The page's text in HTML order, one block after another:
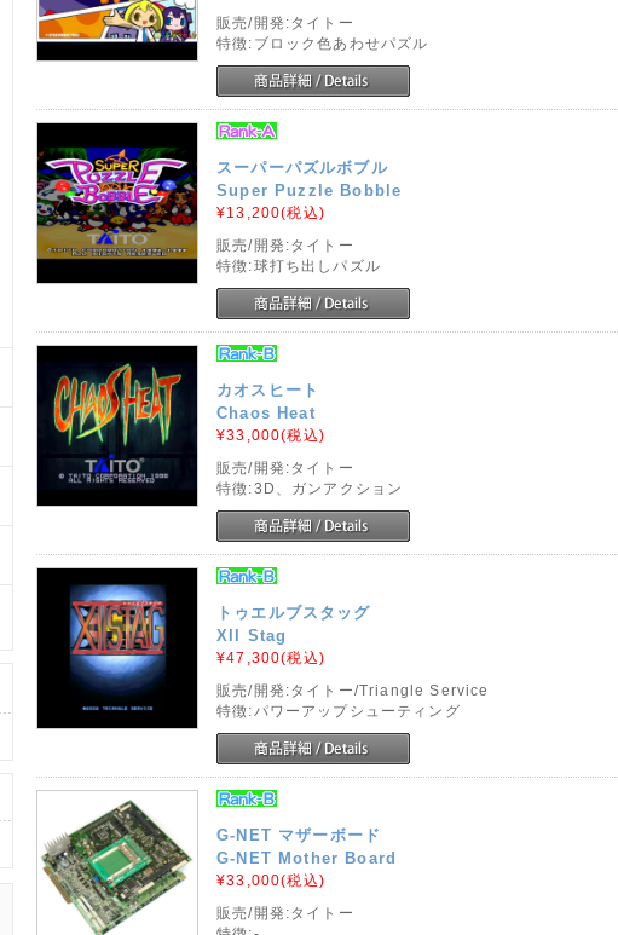
販売/開発:タイトー
特徴:ブロック色あわせパズル
スーパーパズルボブル
Super Puzzle Bobble
¥13,200(税込)
販売/開発:タイトー
特徴:球打ち出しパズル
カオスヒート
Chaos Heat
¥33,000(税込)
販売/開発:タイトー
特徴:3D、ガンアクション
トゥエルブスタッグ
XII Stag
¥47,300(税込)
販売/開発:タイトー/Triangle Service
特徴:パワーアップシューティング
G-NET マザーボード
G-NET Mother Board
¥33,000(税込)
販売/開発:タイトー